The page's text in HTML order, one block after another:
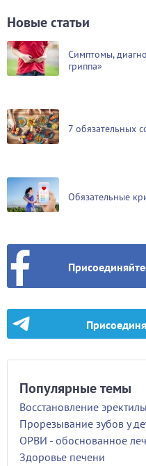
Новые статьи
Симптомы,
гриппа»
7 обязательных
Обязательные
Популярные темы
Восстановление
Прорезывание зубов у
ОРВИ - обоснованное
Здоровье печени